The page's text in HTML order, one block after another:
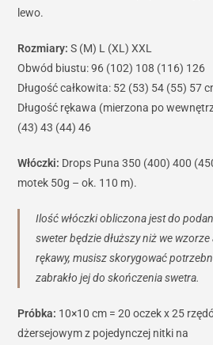
lewo.
Rozmiary: S (M) L (XL) XXL
Obwód biustu: 96 (102) 108 (116) 126
Długość całkowita: 52 (53) 54 (55) 57
Długość rękawa (mierzona po
(43) 43 (44) 46
Włóczki: Drops Puna 350 (400) 400
motek 50g – ok. 110 m).
Ilość włóczki obliczona jest do
sweter będzie dłuższy niż we wzorze
rękawy, musisz skorygować
zabrakło jej do skończenia swetra.
Próbka: 10×10 cm = 20 oczek x 25
dżersejowym z pojedynczej nitki na